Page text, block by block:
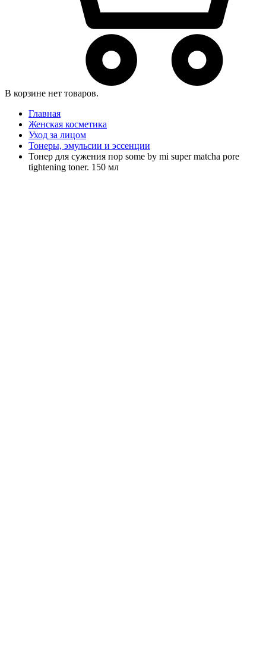
В корзине нет товаров.
Главная
Женская косметика
Уход за лицом
Тонеры, эмульсии и эссенции
Тонер для сужения пор some by mi super matcha pore
tightening toner. 150 мл